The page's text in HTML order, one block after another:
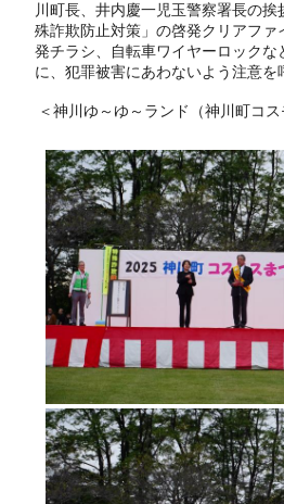
川町長、井内慶一児玉警察署長の
殊詐欺防止対策」の啓発クリアフ
発チラシ、自転車ワイヤーロックな
に、犯罪被害にあわないよう注意を
＜神川ゆ～ゆ～ランド（神川町コ